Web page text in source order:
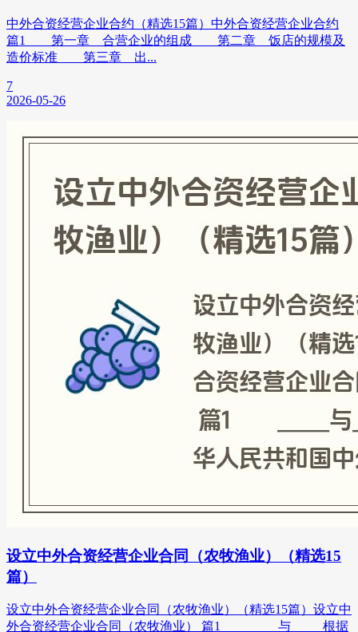
中外合资经营企业合约（精选15篇）中外合资经营企业合约
篇1 第一章 合营企业的组成 第二章 饭店的规模及
造价标准 第三章 出...
7
2026-05-26
设立中外合资经营企业合同（农牧渔业）（精选15
篇）
设立中外合资经营企业合同（农牧渔业）（精选15篇）设立中
外合资经营企业合同（农牧渔业） 篇1 _____与_____根据